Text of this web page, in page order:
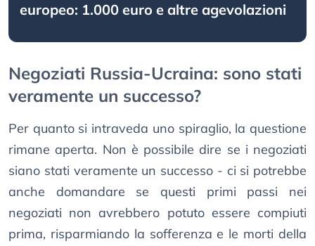
europeo: 1.000 euro e altre agevolazioni
Negoziati Russia-Ucraina: sono stati
veramente un successo?
Per quanto si intraveda uno spiraglio, la questione
rimane aperta. Non è possibile dire se i negoziati
siano stati veramente un successo - ci si potrebbe
anche domandare se questi primi passi nei
negoziati non avrebbero potuto essere compiuti
prima, risparmiando la sofferenza e le morti della